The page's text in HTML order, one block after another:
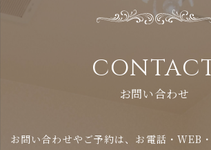
お問い合わせ
お問い合わせやご予約は、お電話・WEB